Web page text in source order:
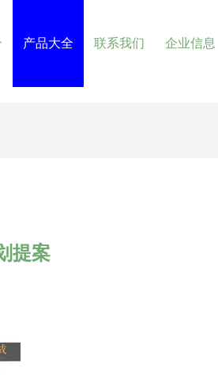
产品大全 联系我们 企业信息
提案